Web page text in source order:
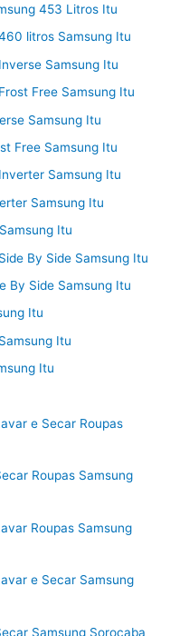
453 Litros Itu
litros Samsung Itu
Samsung Itu
Free Samsung Itu
Samsung Itu
Free Samsung Itu
Samsung Itu
Samsung Itu
Itu
By Side Samsung Itu
By Side Samsung Itu
Itu
Itu
Itu
e Secar Roupas
Roupas Samsung
Roupas Samsung
e Secar Samsung
Samsung Sorocaba